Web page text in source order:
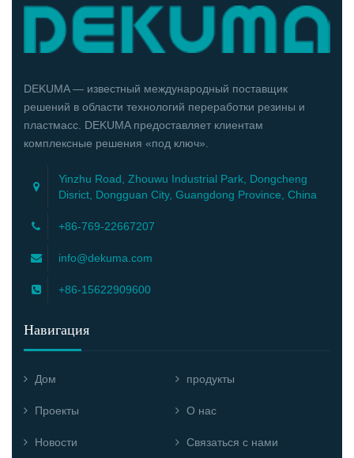
DEKUMA — известный международный поставщик
решений в области технологий переработки резины и
пластмасс. DEKUMA предоставляет клиентам
комплексные решения «под ключ».
Yinzhu Road, Zhouwu Industrial Park, Dongcheng
Disrict, Dongguan City, Guangdong Province, China
+86-769-22667207
info@dekuma.com
+86-15622909600
Навигация
Дом продукты
Проекты О нас
Новости Связаться с нами